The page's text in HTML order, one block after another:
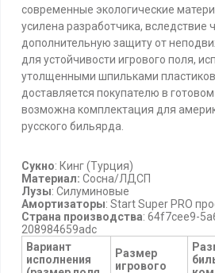
современные экологические
усилена разработчика, вследствие
дополнительную защиту от
для устойчивости игрового поля,
утолщенными шпильками
доставляется покупателю в
возможна комплектация для
русского бильярда.
Сукно: Кинг (Турция)
Материал: Сосна/ЛДСП
Лузы: Силуминовые
Амортизаторы: Start Super PRO
Страна производства: 64f7cee9-
208984659adc
Вариант
исполнения
Размер
игрового